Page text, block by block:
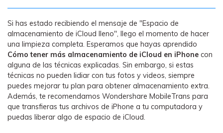
Si has estado recibiendo el mensaje de "Espacio de
almacenamiento de iCloud lleno", llego el momento de hacer
una limpieza completa. Esperamos que hayas aprendido
Cómo tener más almacenamiento de iCloud en iPhone con
alguna de las técnicas explicadas. Sin embargo, si estas
técnicas no pueden lidiar con tus fotos y videos, siempre
puedes mejorar tu plan para obtener almacenamiento extra.
Además, te recomendamos Wondershare MobileTrans para
que transfieras tus archivos de iPhone a tu computadora y
puedas liberar algo de espacio de iCloud.